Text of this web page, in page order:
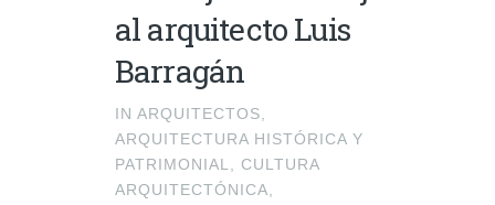
al arquitecto Luis
Barragán
IN ARQUITECTOS
ARQUITECTURA HISTÓRICA Y
PATRIMONIAL
CULTURA
ARQUITECTÓNICA